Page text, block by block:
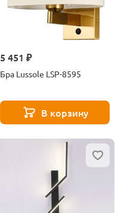
5 451 ₽
Бра Lussole LSP-8595
В корзину